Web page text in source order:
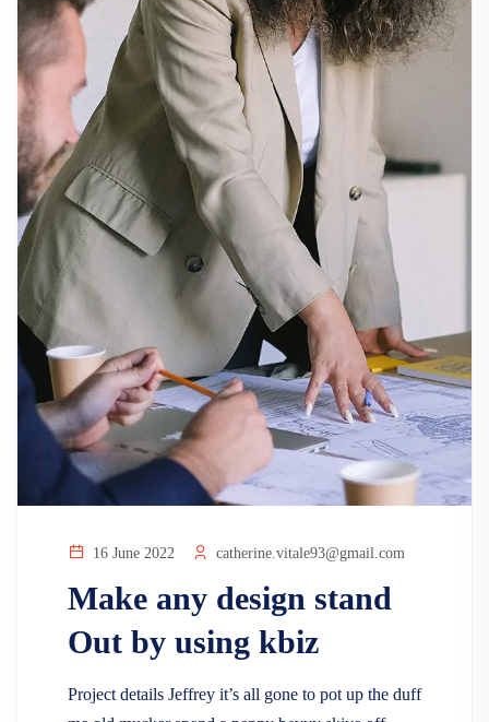
16 June 2022 catherine.vitale93@gmail.com
Make any design stand
Out by using kbiz
Project details Jeffrey it’s all gone to pot up the duff